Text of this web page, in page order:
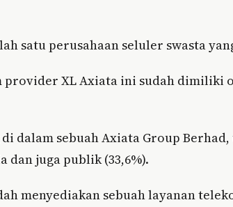
satu perusahaan seluler swasta
provider XL Axiata ini sudah dimiliki
dalam sebuah Axiata Group
dan juga publik (33,6%).
menyediakan sebuah layanan